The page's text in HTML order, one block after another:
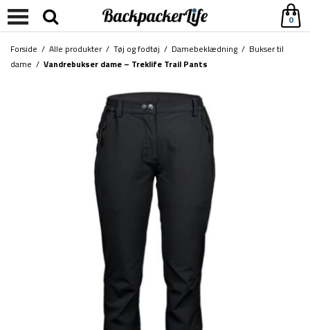
0
Forside / Alle produkter/ Tøj og fodtøj / Damebeklædning / Bukser til
dame / Vandrebukser dame – Treklife Trail Pants